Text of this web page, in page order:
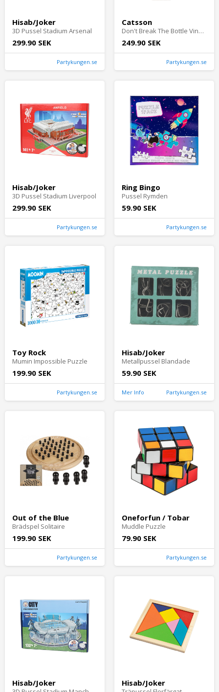
Hisab/Joker
3D Pussel Stadium Arsenal
299.90 SEK
Partykungen.se
Catsson
Don't Break The Bottle Vinpussel
249.90 SEK
Partykungen.se
Hisab/Joker
3D Pussel Stadium Liverpool
299.90 SEK
Partykungen.se
Ring Bingo
Pussel Rymden
59.90 SEK
Partykungen.se
Toy Rock
Mumin Impossible Puzzle
199.90 SEK
Partykungen.se
Hisab/Joker
Metallpussel Blandade
59.90 SEK
Mer Info Partykungen.se
Out of the Blue
Brädspel Solitaire
199.90 SEK
Partykungen.se
Oneforfun / Tobar
Muddle Puzzle
79.90 SEK
Partykungen.se
Hisab/Joker Hisab/Joker